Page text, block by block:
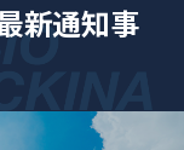
新通知事